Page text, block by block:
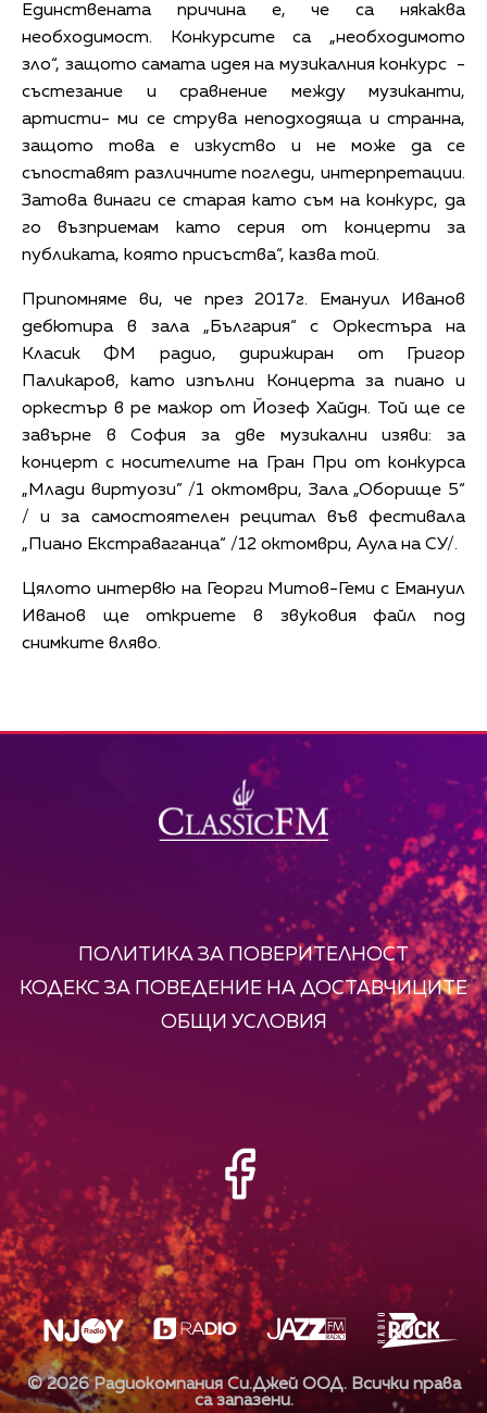
Единствената причина е, че са някаква
необходимост. Конкурсите са „необходимото
зло“, защото самата идея на музикалния конкурс -
състезание и сравнение между музиканти,
артисти- ми се струва неподходяща и странна,
защото това е изкуство и не може да се
съпоставят различните погледи, интерпретации.
Затова винаги се старая като съм на конкурс, да
го възприемам като серия от концерти за
публиката, която присъства“, казва той.
Припомняме ви, че през 2017г. Емануил Иванов
дебютира в зала „България“ с Оркестъра на
Класик ФМ радио, дирижиран от Григор
Паликаров, като изпълни Концерта за пиано и
оркестър в ре мажор от Йозеф Хайдн. Той ще се
завърне в София за две музикални изяви: за
концерт с носителите на Гран При от конкурса
„Млади виртуози” /1 октомври, Зала „Оборище 5“
/ и за самостоятелен рецитал във фестивала
„Пиано Екстраваганца“ /12 октомври, Аула на СУ/.
Цялото интервю на Георги Митов-Геми с Емануил
Иванов ще откриете в звуковия файл под
снимките вляво.
ПОЛИТИКА ЗА ПОВЕРИТЕЛНОСТ
КОДЕКС ЗА ПОВЕДЕНИЕ НА ДОСТАВЧИЦИТЕ
ОБЩИ УСЛОВИЯ
©2026Радиокомпания Си.Джей ООД. Всички права
са запазени.